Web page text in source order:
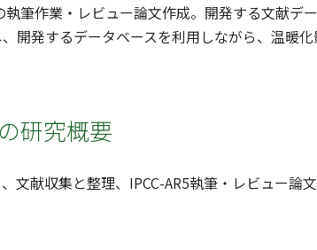
執筆作業・レビュー論文作成。開発する文献
開発するデータベースを利用しながら、温暖
研究概要
文献収集と整理、IPCC-AR5執筆・レビュー論